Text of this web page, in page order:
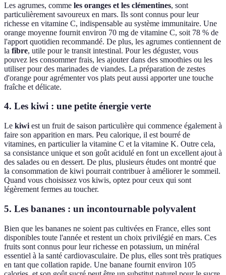
Les agrumes, comme les oranges et les clémentines, sont
particulièrement savoureux en mars. Ils sont connus pour leur
richesse en vitamine C, indispensable au système immunitaire. Une
orange moyenne fournit environ 70 mg de vitamine C, soit 78 % de
l'apport quotidien recommandé. De plus, les agrumes contiennent de
la fibre, utile pour le transit intestinal. Pour les déguster, vous
pouvez les consommer frais, les ajouter dans des smoothies ou les
utiliser pour des marinades de viandes. La préparation de zestes
d'orange pour agrémenter vos plats peut aussi apporter une touche
fraîche et délicate.
4. Les kiwi : une petite énergie verte
Le kiwi est un fruit de saison particulière qui commence également à
faire son apparition en mars. Peu calorique, il est bourré de
vitamines, en particulier la vitamine C et la vitamine K. Outre cela,
sa consistance unique et son goût acidulé en font un excellent ajout à
des salades ou en dessert. De plus, plusieurs études ont montré que
la consommation de kiwi pourrait contribuer à améliorer le sommeil.
Quand vous choisissez vos kiwis, optez pour ceux qui sont
légèrement fermes au toucher.
5. Les bananes : un incontournable polyvalent
Bien que les bananes ne soient pas cultivées en France, elles sont
disponibles toute l'année et restent un choix privilégié en mars. Ces
fruits sont connus pour leur richesse en potassium, un minéral
essentiel à la santé cardiovasculaire. De plus, elles sont très pratiques
en tant que collation rapide. Une banane fournit environ 105